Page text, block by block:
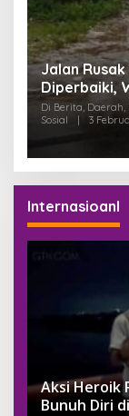
Jalan
Diperbaiki,
Di Berita, Daerah,
Sosial
| 3
Internasioanl
Aksi Heroik
Bunuh Diri